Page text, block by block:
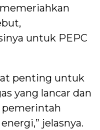
untuk PEPC
penting untuk
yang lancar dan
pemerintah
jelasnya.